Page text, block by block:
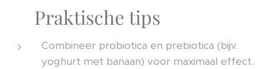
✨ Praktische tips
Combineer probiotica en prebiotica (bijv.
yoghurt met banaan) voor maximaal effect.